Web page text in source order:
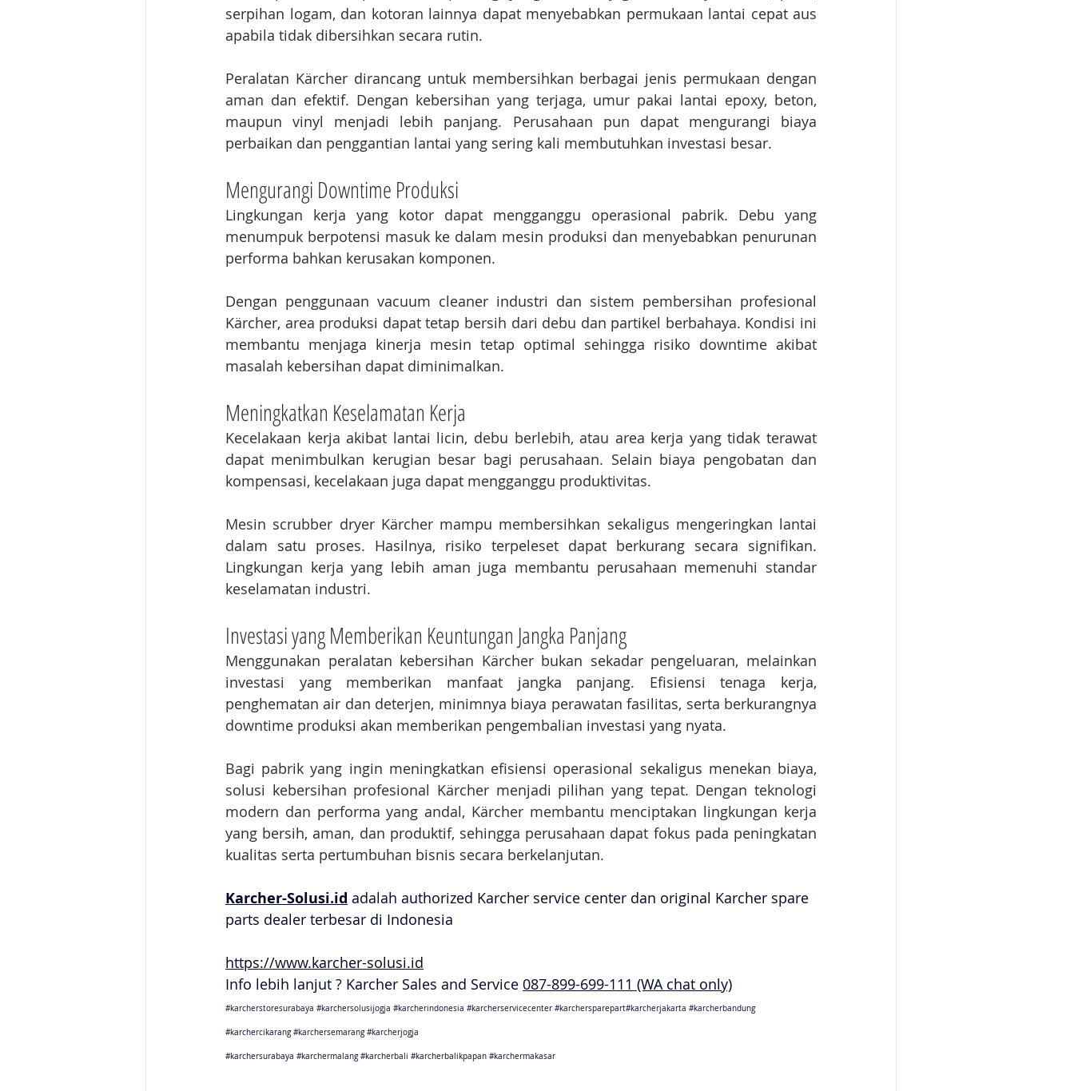
serpihan logam, dan kotoran lainnya dapat menyebabkan permukaan lantai cepat aus
apabila tidak dibersihkan secara rutin.
Peralatan Kärcher dirancang untuk membersihkan berbagai jenis permukaan dengan
aman dan efektif. Dengan kebersihan yang terjaga, umur pakai lantai epoxy, beton,
maupun vinyl menjadi lebih panjang. Perusahaan pun dapat mengurangi biaya
perbaikan dan penggantian lantai yang sering kali membutuhkan investasi besar.
Mengurangi Downtime Produksi
Lingkungan kerja yang kotor dapat mengganggu operasional pabrik. Debu yang
menumpuk berpotensi masuk ke dalam mesin produksi dan menyebabkan penurunan
performa bahkan kerusakan komponen.
Dengan penggunaan vacuum cleaner industri dan sistem pembersihan profesional
Kärcher, area produksi dapat tetap bersih dari debu dan partikel berbahaya. Kondisi ini
membantu menjaga kinerja mesin tetap optimal sehingga risiko downtime akibat
masalah kebersihan dapat diminimalkan.
Meningkatkan Keselamatan Kerja
Kecelakaan kerja akibat lantai licin, debu berlebih, atau area kerja yang tidak terawat
dapat menimbulkan kerugian besar bagi perusahaan. Selain biaya pengobatan dan
kompensasi, kecelakaan juga dapat mengganggu produktivitas.
Mesin scrubber dryer Kärcher mampu membersihkan sekaligus mengeringkan lantai
dalam satu proses. Hasilnya, risiko terpeleset dapat berkurang secara signifikan.
Lingkungan kerja yang lebih aman juga membantu perusahaan memenuhi standar
keselamatan industri.
Investasi yang Memberikan Keuntungan Jangka Panjang
Menggunakan peralatan kebersihan Kärcher bukan sekadar pengeluaran, melainkan
investasi yang memberikan manfaat jangka panjang. Efisiensi tenaga kerja,
penghematan air dan deterjen, minimnya biaya perawatan fasilitas, serta berkurangnya
downtime produksi akan memberikan pengembalian investasi yang nyata.
Bagi pabrik yang ingin meningkatkan efisiensi operasional sekaligus menekan biaya,
solusi kebersihan profesional Kärcher menjadi pilihan yang tepat. Dengan teknologi
modern dan performa yang andal, Kärcher membantu menciptakan lingkungan kerja
yang bersih, aman, dan produktif, sehingga perusahaan dapat fokus pada peningkatan
kualitas serta pertumbuhan bisnis secara berkelanjutan.
Karcher-Solusi.id adalah authorized Karcher service center dan original Karcher spare
parts dealer terbesar di Indonesia
https://www.karcher-solusi.id
Info lebih lanjut ? Karcher Sales and Service 087-899-699-111 (WA chat only)
#karcherstoresurabaya #karchersolusijogja #karcherindonesia #karcherservicecenter #karchersparepart#karcherjakarta #karcherbandung
#karchercikarang #karchersemarang #karcherjogja
#karchersurabaya #karchermalang #karcherbali #karcherbalikpapan #karchermakasar